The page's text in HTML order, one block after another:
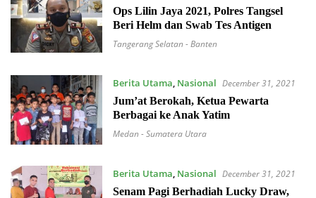
December 31, 2021
Ops Lilin Jaya 2021, Polres Tangsel
Beri Helm dan Swab Tes Antigen
Tangerang Selatan - Banten
Berita Utama, Nasional December 31, 2021
Jum’at Berokah, Ketua Pewarta
Berbagai ke Anak Yatim
Medan - Sumatera Utara
Berita Utama, Nasional December 31, 2021
Senam Pagi Berhadiah Lucky Draw,